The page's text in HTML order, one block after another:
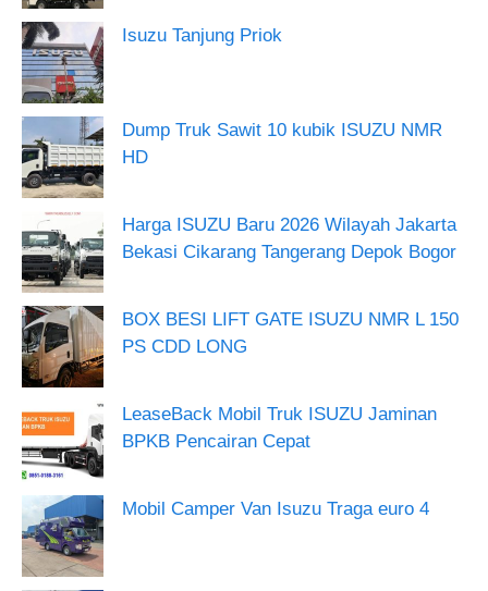
Isuzu Tanjung Priok
Dump Truk Sawit 10 kubik ISUZU NMR
HD
Harga ISUZU Baru 2026 Wilayah Jakarta
Bekasi Cikarang Tangerang Depok Bogor
BOX BESI LIFT GATE ISUZU NMR L 150
PS CDD LONG
LeaseBack Mobil Truk ISUZU Jaminan
BPKB Pencairan Cepat
Mobil Camper Van Isuzu Traga euro 4